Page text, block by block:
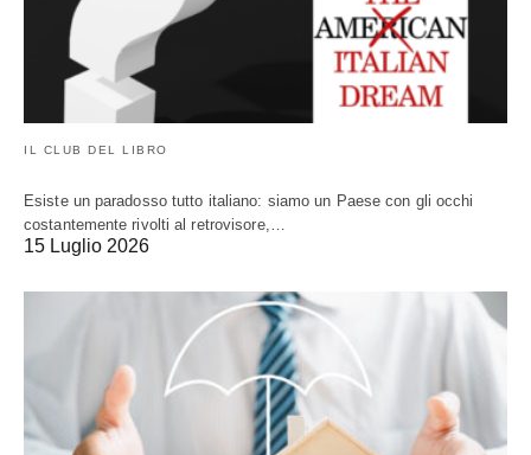
IL CLUB DEL LIBRO
Esiste un paradosso tutto italiano: siamo un Paese con gli occhi
costantemente rivolti al retrovisore,…
15 Luglio 2026